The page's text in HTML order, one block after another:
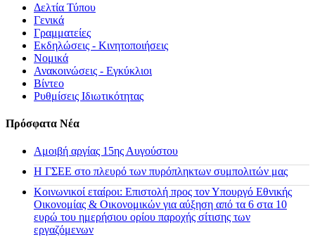
Δελτία Τύπου
Γενικά
Γραμματείες
Εκδηλώσεις - Κινητοποιήσεις
Νομικά
Ανακοινώσεις - Εγκύκλιοι
Βίντεο
Ρυθμίσεις Ιδιωτικότητας
Πρόσφατα Νέα
Αμοιβή αργίας 15ης Αυγούστου
H ΓΣΕΕ στο πλευρό των πυρόπληκτων συμπολιτών μας
Κοινωνικοί εταίροι: Επιστολή προς τον Υπουργό Εθνικής
Οικονομίας & Οικονομικών για αύξηση από τα 6 στα 10
ευρώ του ημερήσιου ορίου παροχής σίτισης των
εργαζόμενων